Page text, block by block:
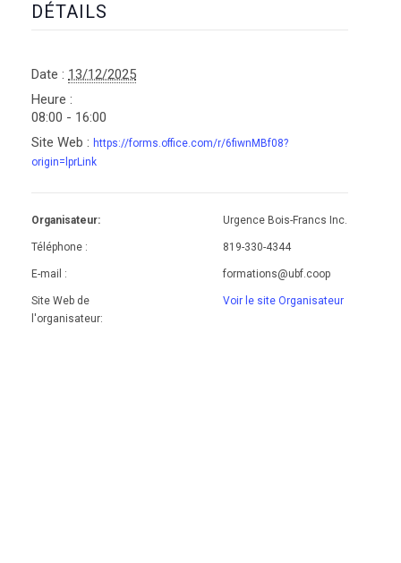
DÉTAILS
Date : 13/12/2025
Heure :
08:00 - 16:00
Site Web : https://forms.office.com/r/6fiwnMBf08?
origin=lprLink
Organisateur: Urgence Bois-Francs Inc.
Téléphone : 819-330-4344
E-mail : formations@ubf.coop
Site Web de
l'organisateur:
Voir le site Organisateur